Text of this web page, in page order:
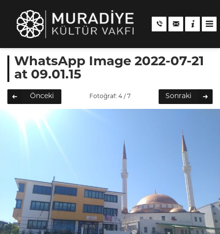
WhatsApp Image 2022-07-21
at 09.01.15
Önceki Fotoğraf: 4 / 7 Sonraki